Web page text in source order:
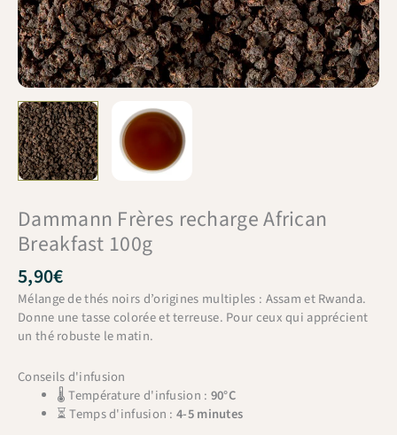
Dammann Frères recharge African
Breakfast 100g
5,90€
Mélange de thés noirs d’origines multiples : Assam et Rwanda.
Donne une tasse colorée et terreuse. Pour ceux qui apprécient
un thé robuste le matin.
Conseils d'infusion
🌡 Température d'infusion : 90°C
⏳ Temps d'infusion :4-5 minutes